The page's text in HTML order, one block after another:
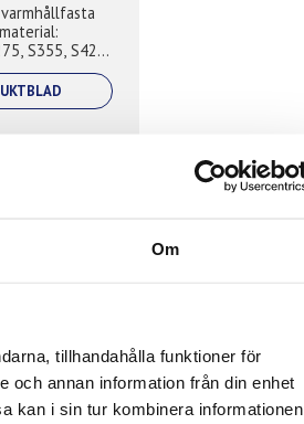
Om
tillhandahålla funktioner för
och annan information från din enhet
kan i sin tur kombinera informationen
S355, S420,
welding
for low